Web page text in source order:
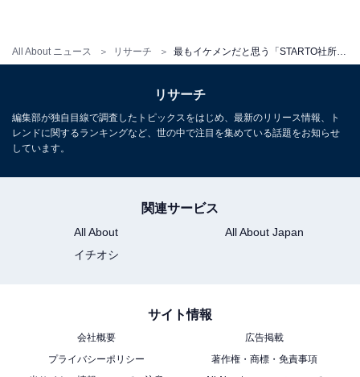
All About ニュース リサーチ 最もイケメンだと思う「STARTO社所属の若手タレント」ランキング！ 2位「中島健人」を抑えた1位は？
リサーチ
編集部が独自目線で調査したトピックスをはじめ、最新のリリース情報、ト
レンドに関するランキングなど、世の中で注目を集めている話題をお知らせ
しています。
関連サービス
All About
All About Japan
イチオシ
サイト情報
会社概要
広告掲載
プライバシーポリシー
著作権・商標・免責事項